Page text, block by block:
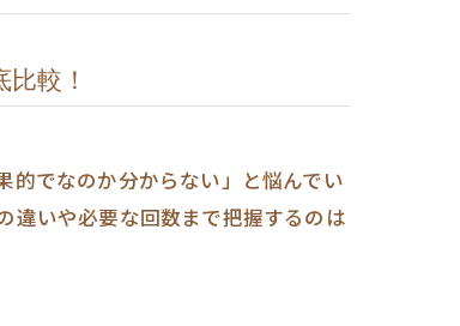
較！
的でなのか分からない」と悩んでい
違いや必要な回数まで把握するのは